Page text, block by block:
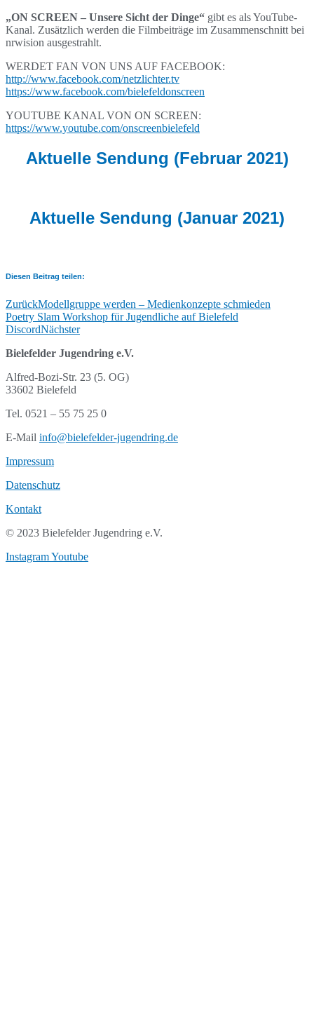
„ON SCREEN – Unsere Sicht der Dinge“ gibt es als YouTube-
Kanal. Zusätzlich werden die Filmbeiträge im Zusammenschnitt bei
nrwision ausgestrahlt.
WERDET FAN VON UNS AUF FACEBOOK:
http://www.facebook.com/netzlichter.tv
https://www.facebook.com/bielefeldonscreen
YOUTUBE KANAL VON ON SCREEN:
https://www.youtube.com/onscreenbielefeld
Aktuelle Sendung (Februar 2021)
Aktuelle Sendung (Januar 2021)
Diesen Beitrag teilen:
ZurückModellgruppe werden – Medienkonzepte schmieden
Poetry Slam Workshop für Jugendliche auf Bielefeld
DiscordNächster
Bielefelder Jugendring e.V.
Alfred-Bozi-Str. 23 (5. OG)
33602 Bielefeld
Tel. 0521 – 55 75 25 0
E-Mail info@bielefelder-jugendring.de
Impressum
Datenschutz
Kontakt
© 2023 Bielefelder Jugendring e.V.
InstagramYoutube